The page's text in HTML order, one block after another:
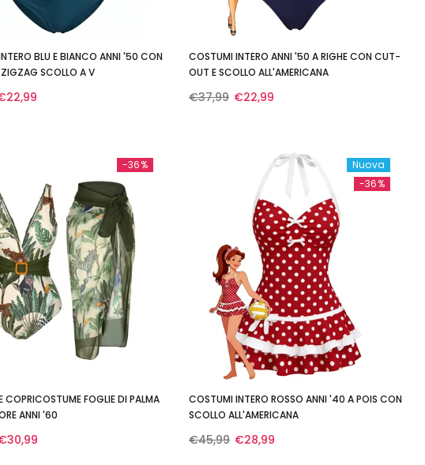
BLU E BIANCO ANNI '50 CON
SCOLLO A V
COSTUMI INTERO ANNI '50 A RIGHE CON CUT-
OUT E SCOLLO ALL'AMERICANA
€37,99 €22,99
-36%
COPRICOSTUME FOGLIE DI PALMA
ANNI '60
Nuova
-36%
COSTUMI INTERO ROSSO ANNI '40 A POIS CON
SCOLLO ALL'AMERICANA
€45,99 €28,99